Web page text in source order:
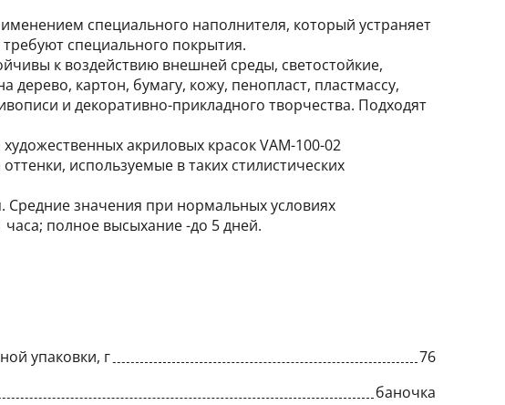
специального наполнителя, который устраняет
специального покрытия.
к воздействию внешней среды, светостойкие,
картон, бумагу, кожу, пенопласт, пластмассу,
и декоративно-прикладного творчества. Подходят
акриловых красок VAM-100-02
используемые в таких стилистических
значения при нормальных условиях
полное высыхание -до 5 дней.
упаковки, г
76
баночка